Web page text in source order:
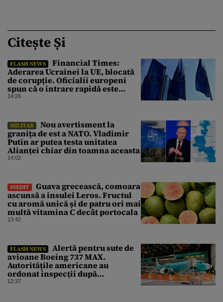
Citește Și
FLASH NEWS
Financial Times:
Aderarea Ucrainei la UE, blocată
de corupție. Oficialii europeni
spun că o intrare rapidă este
imposibilă
14:26
MILITAR
Nou avertisment la
granița de est a NATO. Vladimir
Putin ar putea testa unitatea
Alianței chiar din toamna aceasta
14:02
INEDIT
Guava grecească, comoara
ascunsă a insulei Leros. Fructul
cu aromă unică și de patru ori mai
multă vitamina C decât portocala
13:42
FLASH NEWS
Alertă pentru sute de
avioane Boeing 737 MAX.
Autoritățile americane au
ordonat inspecții după
descoperirea unor fisuri în
12:37